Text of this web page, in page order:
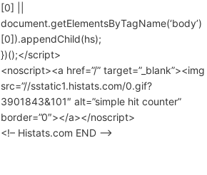
[0] ||
document.getElementsByTagName(‘body’)
[0]).appendChild(hs);
})();</script>
<noscript><a href=”/” target=”_blank”><img
src=”//sstatic1.histats.com/0.gif?
3901843&101″ alt=”simple hit counter”
border=”0″></a></noscript>
<!– Histats.com END –>